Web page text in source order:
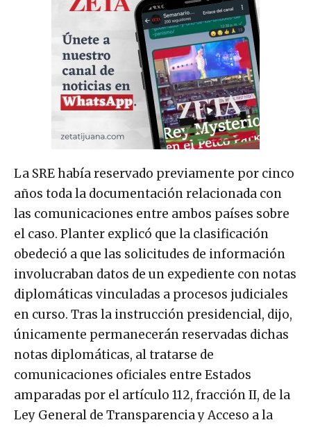
La SRE había reservado previamente por cinco
años toda la documentación relacionada con
las comunicaciones entre ambos países sobre
el caso. Planter explicó que la clasificación
obedeció a que las solicitudes de información
involucraban datos de un expediente con notas
diplomáticas vinculadas a procesos judiciales
en curso. Tras la instrucción presidencial, dijo,
únicamente permanecerán reservadas dichas
notas diplomáticas, al tratarse de
comunicaciones oficiales entre Estados
amparadas por el artículo 112, fracción II, de la
Ley General de Transparencia y Acceso a la